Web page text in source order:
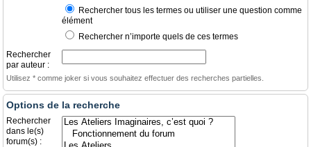
Rechercher tous les termes ou utiliser une question comme
élément
Rechercher n’importe quels de ces termes
Rechercher
par auteur :
Utilisez * comme joker si vous souhaitez effectuer des recherches partielles.
Options de la recherche
Rechercher
dans le(s)
forum(s) :